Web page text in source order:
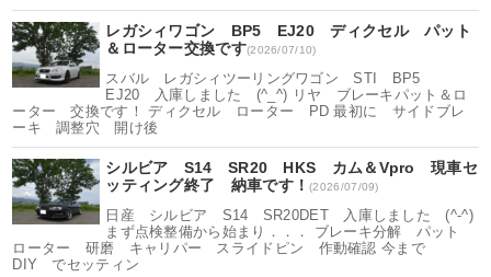
レガシィワゴン BP5 EJ20 ディクセル パット
＆ローター交換です(2026/07/10)
スバル レガシィツーリングワゴン STI BP5
EJ20 入庫しました (^_^) リヤ ブレーキパット＆ロ
ーター 交換です！ ディクセル ローター PD 最初に サイドブレ
ーキ 調整穴 開け後
シルビア S14 SR20 HKS カム＆Vpro 現車セ
ッティング終了 納車です！(2026/07/09)
日産 シルビア S14 SR20DET 入庫しました (^-^)
まず点検整備から始まり．．． ブレーキ分解 パット
ローター 研磨 キャリパー スライドピン 作動確認 今まで
DIY でセッティン